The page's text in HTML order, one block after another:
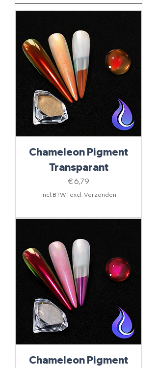
Chameleon Pigment
Transparant
Prijs
€ 6,79
incl.BTW | excl. Verzenden
Chameleon Pigment